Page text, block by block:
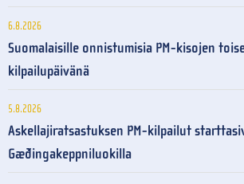
6.8.2026
Suomalaisille onnistumisia PM-kisojen
kilpailupäivänä
5.8.2026
Askellajiratsastuksen PM-kilpailut
Gæðingakeppniluokilla